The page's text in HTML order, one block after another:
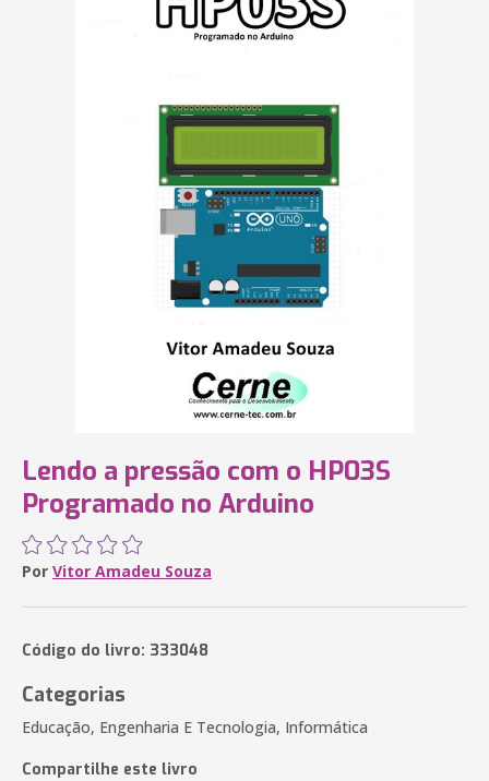
Lendo a pressão com o HP03S
Programado no Arduino
Por Vitor Amadeu Souza
Código do livro: 333048
Categorias
Educação, Engenharia E Tecnologia, Informática
Compartilhe este livro